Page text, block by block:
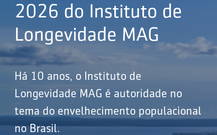
2026 do Instituto de
Longevidade MAG
Há 10 anos, o Instituto de
Longevidade MAG é autoridade no
tema do envelhecimento populacional
no Brasil.